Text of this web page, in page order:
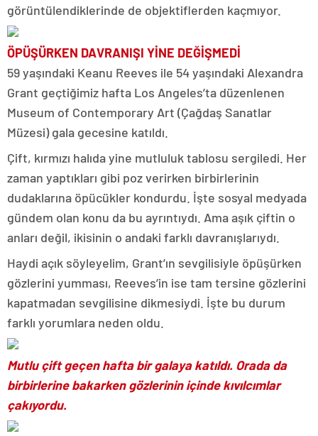
görüntülendiklerinde de objektiflerden kaçmıyor.
ÖPÜŞÜRKEN DAVRANIŞI YİNE DEĞİŞMEDİ
59 yaşındaki Keanu Reeves ile 54 yaşındaki Alexandra
Grant geçtiğimiz hafta Los Angeles’ta düzenlenen
Museum of Contemporary Art (Çağdaş Sanatlar
Müzesi) gala gecesine katıldı.
Çift, kırmızı halıda yine mutluluk tablosu sergiledi. Her
zaman yaptıkları gibi poz verirken birbirlerinin
dudaklarına öpücükler kondurdu. İşte sosyal medyada
gündem olan konu da bu ayrıntıydı. Ama aşık çiftin o
anları değil, ikisinin o andaki farklı davranışlarıydı.
Haydi açık söyleyelim, Grant’ın sevgilisiyle öpüşürken
gözlerini yumması, Reeves’in ise tam tersine gözlerini
kapatmadan sevgilisine dikmesiydi. İşte bu durum
farklı yorumlara neden oldu.
Mutlu çift geçen hafta bir galaya katıldı. Orada da
birbirlerine bakarken gözlerinin içinde kıvılcımlar
çakıyordu.